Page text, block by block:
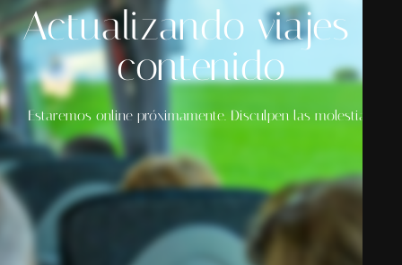
Actualizando viajes y
contenido
Estaremos online próximamente. Disculpen las molestias.